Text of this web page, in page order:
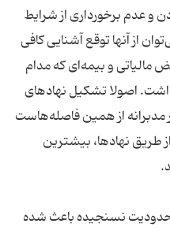
و عدم برخورداری از شرایط
از آنها توقع آشنایی کافی
مالیاتی و بیمه‌ای که مدام
اصولا تشکیل نهادهای
مدبرانه از همین فاصله‌هاست
طریق نهادها، بیشترین
محدودیت نسنجیده باعث شده